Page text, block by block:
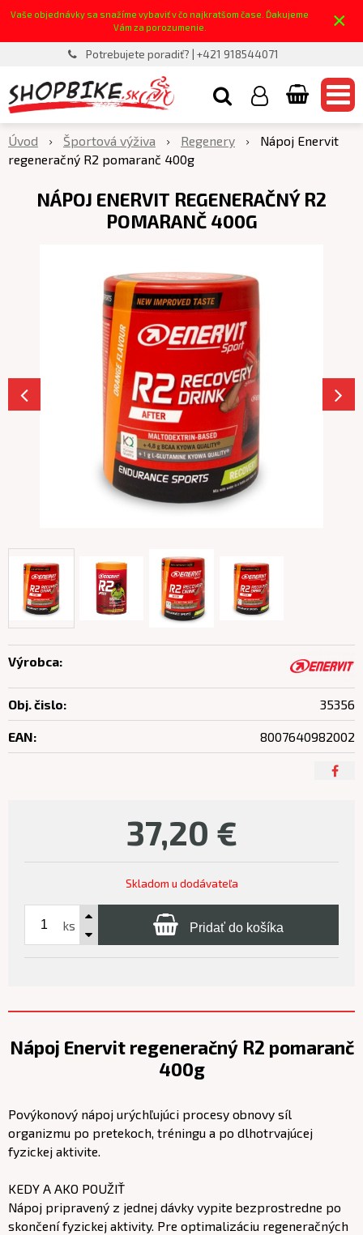
Vaše objednávky sa snažíme vybaviť v čo najkratšom čase. Ďakujeme
Vám za porozumenie.
×
Potrebujete poradiť? | +421 918544071
Úvod Športová výživa Regenery
Nápoj Enervit
regeneračný R2 pomaranč 400g
NÁPOJ ENERVIT REGENERAČNÝ R2
POMARANČ 400G
37,20 €
Skladom u dodávateľa
ks Pridať do košíka
Výrobca:
Obj. čislo: 35356
EAN: 8007640982002
Nápoj Enervit regeneračný R2 pomaranč
400g
Povýkonový nápoj urýchľujúci procesy obnovy síl
organizmu po pretekoch, tréningu a po dlhotrvajúcej
fyzickej aktivite.
KEDY A AKO POUŽIŤ
Nápoj pripravený z jednej dávky vypite bezprostredne po
skončení fyzickej aktivity. Pre optimalizáciu regeneračných